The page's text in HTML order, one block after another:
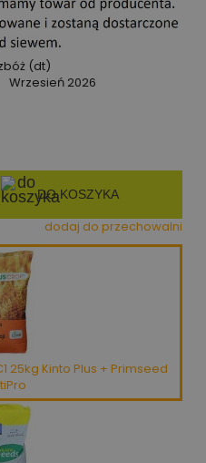
(dt)
Wrzesień 2026
25kg Kinto Plus + Primseed
DO KOSZYKA
dodaj do przechowalni